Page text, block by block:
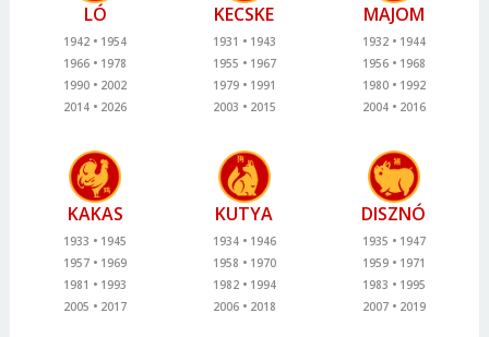
LÓ
1942
1954
1966
1978
1990
2002
2014
2026
KECSKE
1931
1943
1955
1967
1979
1991
2003
2015
MAJOM
1932
1944
1956
1968
1980
1992
2004
2016
KAKAS
1933
1945
1957
1969
1981
1993
2005
2017
KUTYA
1934
1946
1958
1970
1982
1994
2006
2018
DISZNÓ
1935
1947
1959
1971
1983
1995
2007
2019